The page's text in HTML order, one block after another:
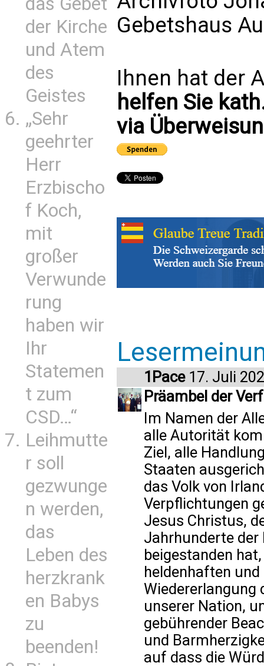
der Kirche
und Atem
des
Geistes
„Sehr
geehrter
Herr
Erzbischo
f Koch,
mit
großer
Verwunde
rung
haben wir
Ihr
Statemen
t zum
CSD…“
Leihmutte
r soll
gezwunge
n werden,
das
Leben des
herzkrank
en Babys
zu
beenden!
Gebetshaus
Ihnen hat der
helfen Sie
via
1Pace17. Juli
Präambel der
Im Namen der
alle Autorität
Ziel, alle
Staaten
das Volk von
Verpflichtungen
Jesus Christus,
Jahrhunderte
beigestanden
heldenhaften
Wiedererlangung
unserer Nation,
gebührender
und
auf dass die